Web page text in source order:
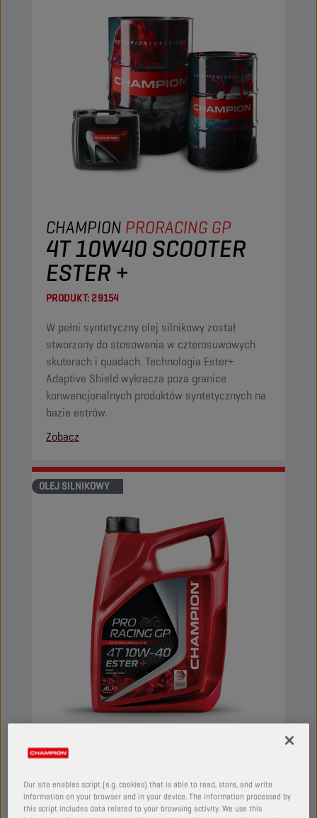
CHAMPION PRORACING GP
4T 10W40 SCOOTER
ESTER +
PRODUKT:29154
W pełni syntetyczny olej silnikowy został
stworzony do stosowania w czterosuwowych
skuterach i quadach. Technologia Ester+
Adaptive Shield wykracza poza granice
konwencjonalnych produktów syntetycznych na
bazie estrów.
Zobacz
OLEJ SILNIKOWY
CHAMPION
4T 10W40 ESTER +
PRODUKT: 29153
Our site enables script (e.g. cookies) that is able to read, store, and write
information on your browser and in your device. The information processed by
this script includes data related to your browsing activity. We use this